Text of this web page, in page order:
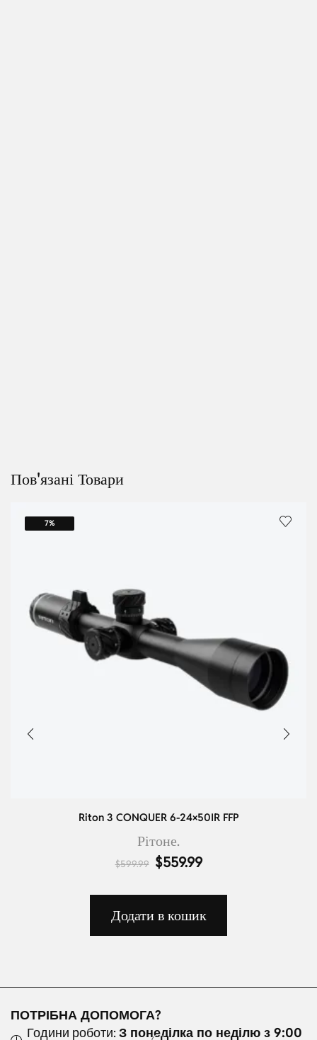
Пов'язані Товари
7%
Riton 3 CONQUER 6-24×50IR FFP
Рітоне.
$599.99 $559.99
Додати в кошик
ПОТРІБНА ДОПОМОГА?
Години роботи: З понеділка по неділю з 9:00